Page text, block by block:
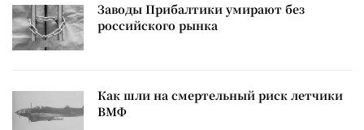
Заводы Прибалтики умирают без
российского рынка
Как шли на смертельный риск летчики
ВМФ